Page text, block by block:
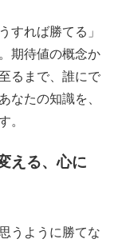
すれば勝てる」
期待値の概念か
るまで、誰にで
なたの知識を、
。
える、心に
うように勝てな